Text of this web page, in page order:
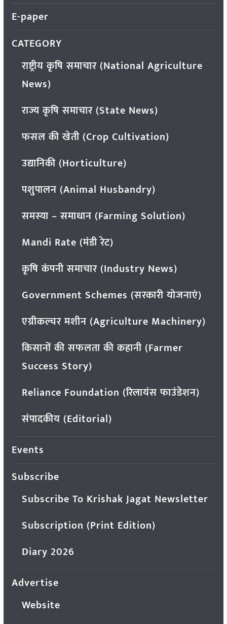
E-paper
CATEGORY
राष्ट्रीय कृषि समाचार (National Agriculture
News)
राज्य कृषि समाचार (State News)
फसल की खेती (Crop Cultivation)
उद्यानिकी (Horticulture)
पशुपालन (Animal Husbandry)
समस्या – समाधान (Farming Solution)
Mandi Rate (मंडी रेट)
कृषि कंपनी समाचार (Industry News)
Government Schemes (सरकारी योजनाएं)
एग्रीकल्चर मशीन (Agriculture Machinery)
किसानों की सफलता की कहानी (Farmer
Success Story)
Reliance Foundation (रिलायंस फाउंडेशन)
संपादकीय (Editorial)
Events
Subscribe
Subscribe To Krishak Jagat Newsletter
Subscription (Print Edition)
Diary 2026
Advertise
Website